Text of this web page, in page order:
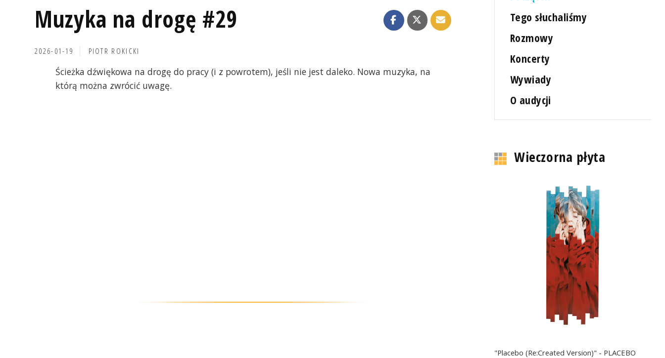
Muzyka na drogę #29
2026-01-19 PIOTR ROKICKI
Ścieżka dźwiękowa na drogę do pracy (i z powrotem), jeśli nie jest daleko. Nowa muzyka, na
którą można zwrócić uwagę.
Tego słuchaliśmy
Rozmowy
Koncerty
Wywiady
O audycji
Wieczorna płyta
"Placebo (Re:Created Version)" - PLACEBO